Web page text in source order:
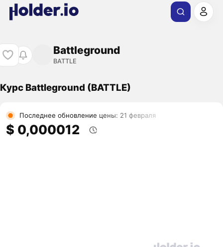
Battleground
BATTLE
Курс Battleground (BATTLE)
Последнее обновление цены: 21 февраля
$ 0,000012